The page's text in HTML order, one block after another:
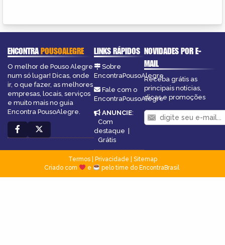
ENCONTRAPOUSOALEGRE
O melhor de Pouso Alegre
num só lugar! Dicas, onde
ir, o que fazer, as melhores
empresas, locais, serviços
e muito mais no guia
Encontra PousoAlegre.
LINKS RÁPIDOS
Sobre
EncontraPousoAlegre
Fale com o
EncontraPousoAlegre
ANUNCIE:
Com
destaque
Grátis
NOVIDADES POR E-
MAIL
Receba grátis as
principais notícias,
dicas e promoções
Termos| Privacidade
Sitemap
Criado com
e pelo time do EncontraBrasil